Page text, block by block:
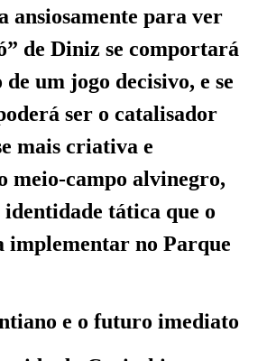
ansiosamente para ver
de Diniz se comportará
de um jogo decisivo, e se
ser o catalisador
mais criativa e
meio-campo alvinegro,
tática que o
implementar no Parque
e o futuro imediato